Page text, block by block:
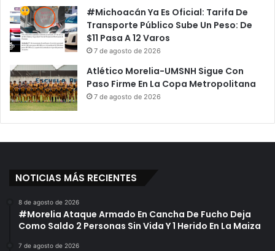
#Michoacán Ya Es Oficial: Tarifa De
Transporte Público Sube Un Peso: De
$11 Pasa A 12 Varos
7 de agosto de 2026
Atlético Morelia-UMSNH Sigue Con
Paso Firme En La Copa Metropolitana
7 de agosto de 2026
NOTICIAS MÁS RECIENTES
8 de agosto de 2026
#Morelia Ataque Armado En Cancha De Fucho Deja
Como Saldo 2 Personas Sin Vida Y 1 Herido En La Maiza
7 de agosto de 2026